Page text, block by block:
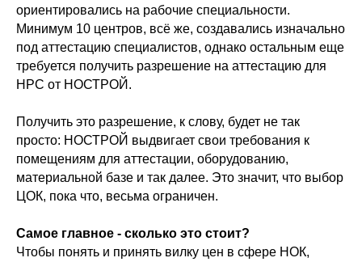
ориентировались на рабочие специальности.
Минимум 10 центров, всё же, создавались изначально
под аттестацию специалистов, однако остальным еще
требуется получить разрешение на аттестацию для
НРС от НОСТРОЙ.
Получить это разрешение, к слову, будет не так
просто: НОСТРОЙ выдвигает свои требования к
помещениям для аттестации, оборудованию,
материальной базе и так далее. Это значит, что выбор
ЦОК, пока что, весьма ограничен.
Самое главное - сколько это стоит?
Чтобы понять и принять вилку цен в сфере НОК,